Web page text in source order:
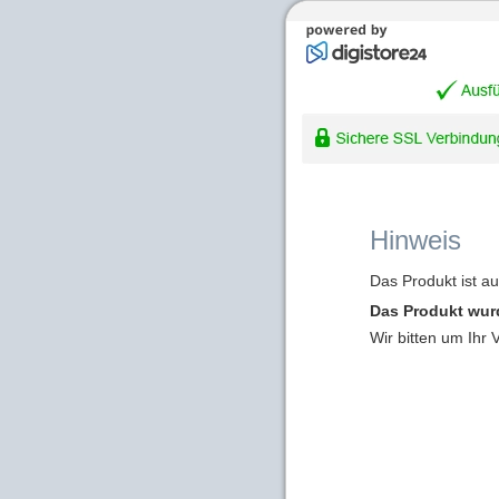
Hinweis
Das Produkt ist
Das Produkt
Wir bitten um Ihr